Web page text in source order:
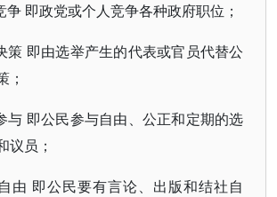
争 即政党或个人竞争各种政府职位；
策 即由选举产生的代表或官员代替公
；
与 即公民参与自由、公正和定期的选
议员；
由 即公民要有言论、出版和结社自